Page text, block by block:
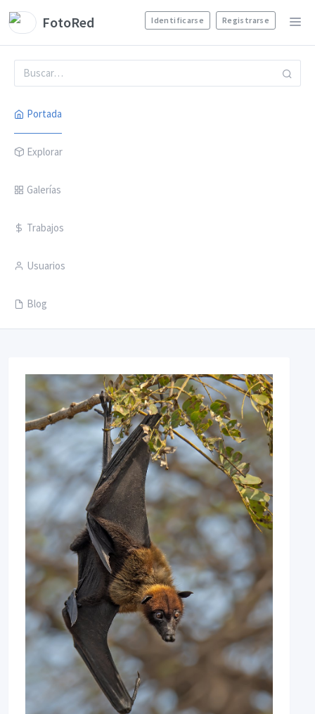
FotoRed Identificarse Registrarse
Portada
Explorar
Galerías
Trabajos
Usuarios
Blog